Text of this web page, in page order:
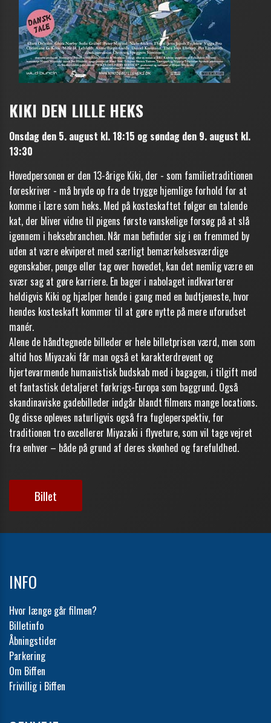
KIKI DEN LILLE HEKS
Onsdag den 5. august kl. 18:15 og søndag den 9. august kl.
13:30
Hovedpersonen er den 13-årige Kiki, der - som familietraditionen
foreskriver - må bryde op fra de trygge hjemlige forhold for at
komme i lære som heks. Med på kosteskaftet følger en talende
kat, der bliver vidne til pigens første vanskelige forsøg på at slå
igennem i heksebranchen. Når man befinder sig i en fremmed by
uden at være ekviperet med særligt bemærkelsesværdige
egenskaber, penge eller tag over hovedet, kan det nemlig være en
svær sag at gøre karriere. En bager i nabolaget indkvarterer
heldigvis Kiki og hjælper hende i gang med en budtjeneste, hvor
hendes kosteskaft kommer til at gøre nytte på mere uforudset
manér.
Alene de håndtegnede billeder er hele billetprisen værd, men som
altid hos Miyazaki får man også et karakterdrevent og
hjertevarmende humanistisk budskab med i bagagen, i tilgift med
et fantastisk detaljeret førkrigs-Europa som baggrund. Også
skandinaviske gadebilleder indgår blandt filmens mange locations.
Og disse opleves naturligvis også fra fugleperspektiv, for
traditionen tro excellerer Miyazaki i flyveture, som vil tage vejret
fra enhver – både på grund af deres skønhed og farefuldhed.
Billet
INFO
Hvor længe går filmen?
Billetinfo
Åbningstider
Parkering
Om Biffen
Frivillig i Biffen